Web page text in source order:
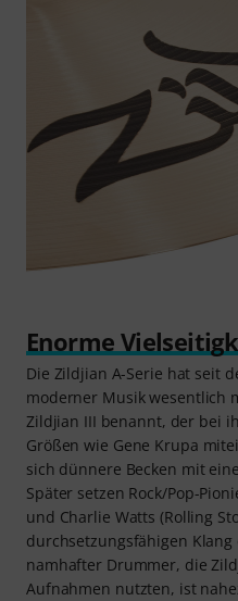
Enorme
Die Zildjian A-Serie hat seit
moderner Musik wesentlich
Zildjian III benannt, der bei
Größen wie Gene Krupa
sich dünnere Becken mit
Später setzen Rock/Pop-
und Charlie Watts (Rolling
durchsetzungsfähigen
namhafter Drummer, die
Aufnahmen nutzten, ist